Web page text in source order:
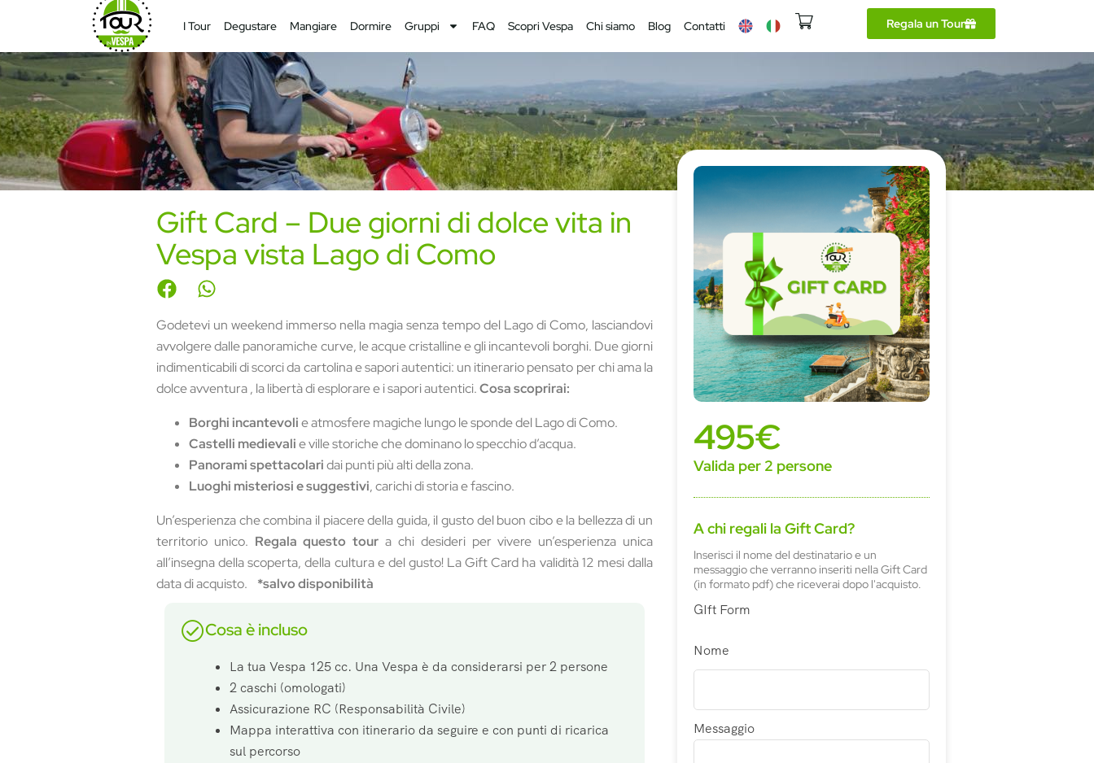
I Tour Degustare Mangiare Dormire Gruppi FAQ Scopri Vespa Chi siamo Blog Contatti Regala un Tour
Gift Card – Due giorni di dolce vita in
Vespa vista Lago di Como
Godetevi un weekend immerso nella magia senza tempo del Lago di Como, lasciandovi
avvolgere dalle panoramiche curve, le acque cristalline e gli incantevoli borghi. Due giorni
indimenticabili di scorci da cartolina e sapori autentici: un itinerario pensato per chi ama la
dolce avventura , la libertà di esplorare e i sapori autentici.Cosa scoprirai:
Borghi incantevolie atmosfere magiche lungo le sponde del Lago di Como.
Castelli medievalie ville storiche che dominano lo specchio d’acqua.
Panorami spettacolaridai punti più alti della zona.
Luoghi misteriosi e suggestivi, carichi di storia e fascino.
Un’esperienza che combina il piacere della guida, il gusto del buon cibo e la bellezza di un
territorio unico. Regala questo tour a chi desideri per vivere un’esperienza unica
all’insegna della scoperta, della cultura e del gusto! La Gift Card ha validità 12 mesi dalla
data di acquisto.
*salvo disponibilità
Cosa è incluso
La tua Vespa 125 cc. Una Vespa è da considerarsi per 2 persone
2 caschi (omologati)
Assicurazione RC (Responsabilità Civile)
Mappa interattiva con itinerario da seguire e con punti di ricarica
sul percorso
495€
Valida per 2 persone
A chi regali la Gift Card?
Inserisci il nome del destinatario e un
messaggio che verranno inseriti nella Gift Card
(in formato pdf) che riceverai dopo l'acquisto.
GIft Form
Nome
Messaggio